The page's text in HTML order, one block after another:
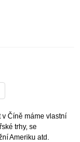
Číně máme vlastní
trhy, se
Ameriku atd.